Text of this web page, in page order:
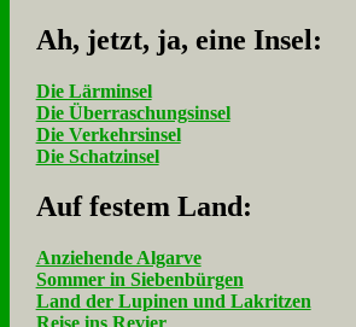
Ah, jetzt, ja, ei­ne In­sel:
Die Lärminsel
Die Überraschungsinsel
Die Verkehrsinsel
Die Schatzinsel
Auf fe­stem Land:
Anziehende Algarve
Sommer in Siebenbürgen
Land der Lupinen und Lakritzen